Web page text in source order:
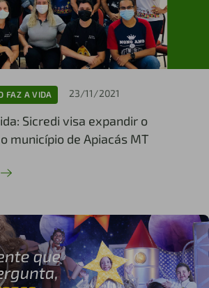
FAZ A VIDA 23/11/2021
Sicredi visa expandir o
município de Apiacás MT